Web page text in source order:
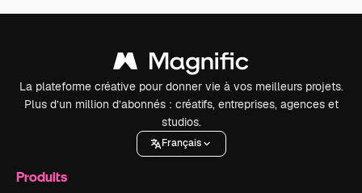
La plateforme créative pour donner vie à vos meilleurs projets.
Plus d’un million d’abonnés : créatifs, entreprises, agences et
studios.
Français
Produits